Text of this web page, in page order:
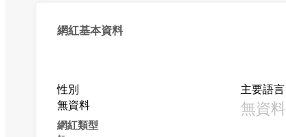
網紅基本資料
性別
無資料
主要語言
無資料
網紅類型